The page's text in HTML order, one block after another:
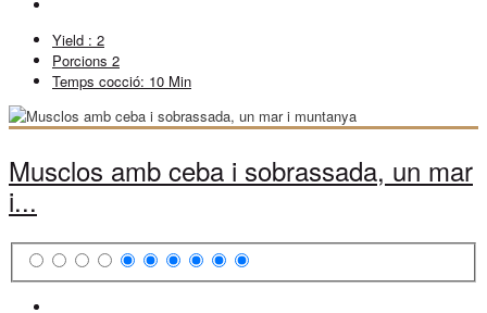
Yield : 2
Porcions 2
Temps cocció: 10 Min
Musclos amb ceba i sobrassada, un mar
i...